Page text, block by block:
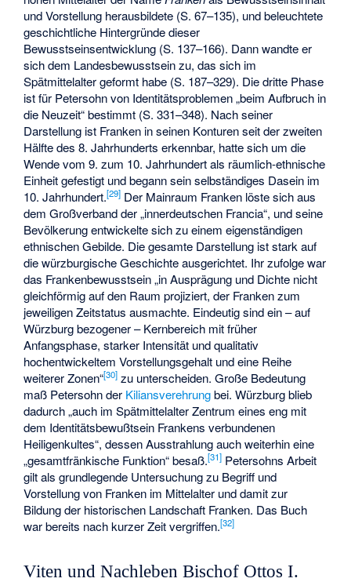
und Vorstellung herausbildete (S. 67–135), und beleuchtete
geschichtliche Hintergründe dieser
Bewusstseinsentwicklung (S. 137–166). Dann wandte er
sich dem Landesbewusstsein zu, das sich im
Spätmittelalter geformt habe (S. 187–329). Die dritte Phase
ist für Petersohn von Identitätsproblemen „beim Aufbruch in
die Neuzeit“ bestimmt (S. 331–348). Nach seiner
Darstellung ist Franken in seinen Konturen seit der zweiten
Hälfte des 8. Jahrhunderts erkennbar, hatte sich um die
Wende vom 9. zum 10. Jahrhundert als räumlich-ethnische
Einheit gefestigt und begann sein selbständiges Dasein im
10. Jahrhundert.[29] Der Mainraum Franken löste sich aus
dem Großverband der „innerdeutschen Francia“, und seine
Bevölkerung entwickelte sich zu einem eigenständigen
ethnischen Gebilde. Die gesamte Darstellung ist stark auf
die würzburgische Geschichte ausgerichtet. Ihr zufolge war
das Frankenbewusstsein „in Ausprägung und Dichte nicht
gleichförmig auf den Raum projiziert, der Franken zum
jeweiligen Zeitstatus ausmachte. Eindeutig sind ein – auf
Würzburg bezogener – Kernbereich mit früher
Anfangsphase, starker Intensität und qualitativ
hochentwickeltem Vorstellungsgehalt und eine Reihe
weiterer Zonen“[30] zu unterscheiden. Große Bedeutung
maß Petersohn der Kiliansverehrungbei. Würzburg blieb
dadurch „auch im Spätmittelalter Zentrum eines eng mit
dem Identitätsbewußtsein Frankens verbundenen
Heiligenkultes“, dessen Ausstrahlung auch weiterhin eine
„gesamtfränkische Funktion“ besaß.[31] Petersohns Arbeit
gilt als grundlegende Untersuchung zu Begriff und
Vorstellung von Franken im Mittelalter und damit zur
Bildung der historischen Landschaft Franken. Das Buch
war bereits nach kurzer Zeit vergriffen.[32]
Viten und Nachleben Bischof Ottos I.